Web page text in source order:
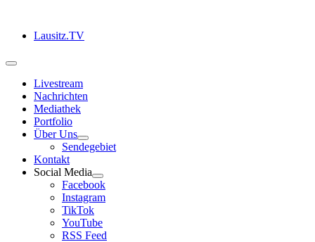
springenLausitz.TV
Toggle
NavigationLivestream
Nachrichten
Mediathek
Portfolio
Über Uns
Sendegebiet
Kontakt
Social Media
Facebook
Instagram
TikTok
YouTube
RSS Feed